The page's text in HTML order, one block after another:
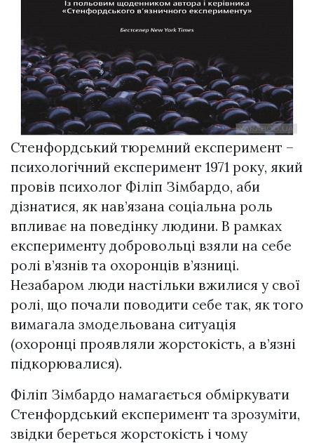
Стенфордський тюремний експеримент –
психологічний експеримент 1971 року, який
провів психолог Філіп Зімбардо, аби
дізнатися, як нав’язана соціальна роль
впливає на поведінку людини. В рамках
експерименту добровольці взяли на себе
ролі в’язнів та охоронців в’язниці.
Незабаром люди настільки вжилися у свої
ролі, що почали поводити себе так, як того
вимагала змодельована ситуація
(охоронці проявляли жорстокість, а в’язні
підкорювалися).
Філіп Зімбардо намагається обміркувати
Стенфордський експеримент та зрозуміти,
звідки береться жорстокість і чому